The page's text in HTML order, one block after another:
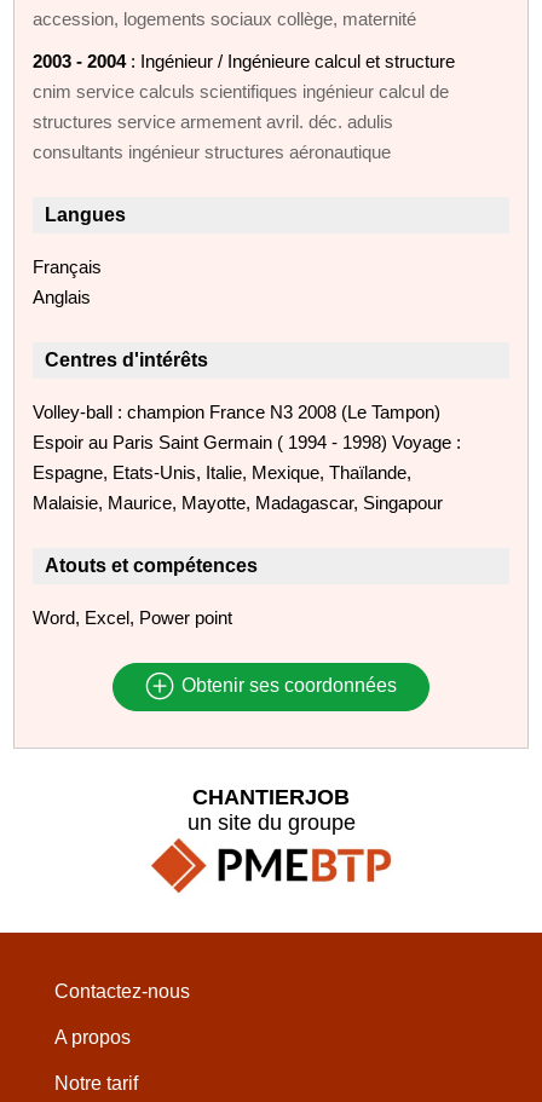
accession, logements sociaux collège, maternité
2003 - 2004: Ingénieur / Ingénieure calcul et structure
cnim service calculs scientifiques ingénieur calcul de
structures service armement avril. déc. adulis
consultants ingénieur structures aéronautique
Langues
Français
Anglais
Centres d'intérêts
Volley-ball : champion France N3 2008 (Le Tampon)
Espoir au Paris Saint Germain ( 1994 - 1998) Voyage :
Espagne, Etats-Unis, Italie, Mexique, Thaïlande,
Malaisie, Maurice, Mayotte, Madagascar, Singapour
Atouts et compétences
Word, Excel, Power point
Obtenir ses coordonnées
CHANTIERJOB
un site du groupe
Contactez-nous
A propos
Notre tarif